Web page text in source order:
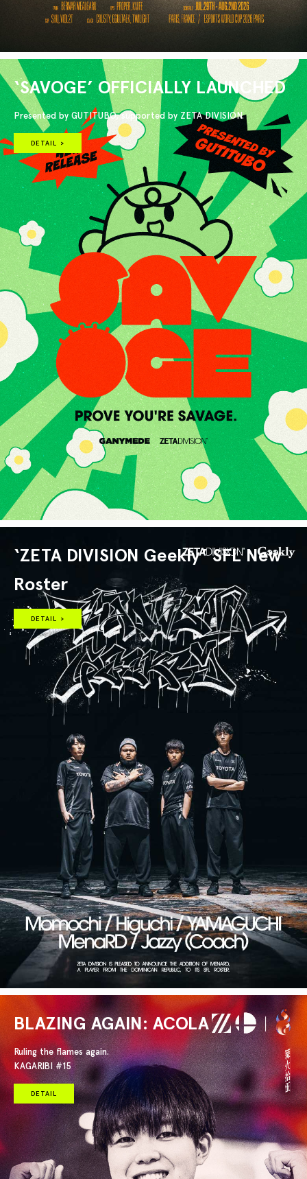
‘SAVOGE’ OFFICIALLY LAUNCHED
Presented by GUTITUBO, supported by ZETA DIVISION.
DETAIL >
‘ZETA DIVISION Geekly’ SFL New
Roster
DETAIL >
BLAZING AGAIN: ACOLA
Ruling the flames again.
KAGARIBI #15
DETAIL